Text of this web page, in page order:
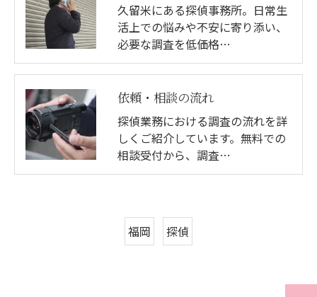
久留米にある探偵事務所。日常生
活上での悩みや不安に寄り添い、
必要な調査を低価格…
依頼・相談の流れ
探偵業務における調査の流れを詳
しくご紹介しています。無料での
相談受付から、調査…
福岡 探偵